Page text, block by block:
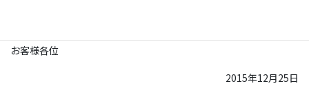
お客様各位
2015年12月25日